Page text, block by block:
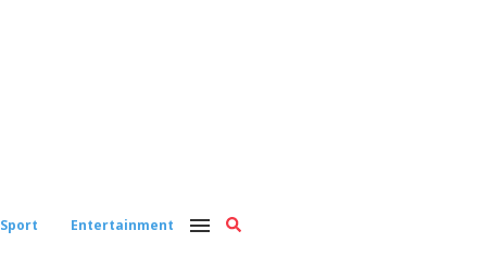
Sport Entertainment